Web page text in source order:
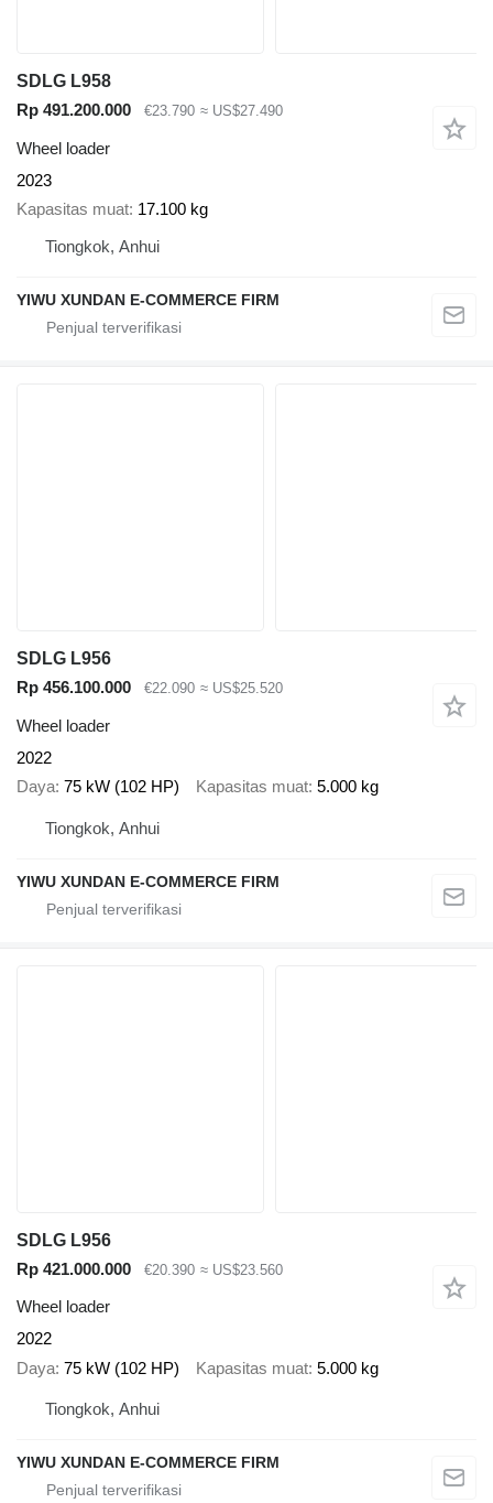
SDLG L958
Rp 491.200.000
€23.790 ≈ US$27.490
Wheel loader
2023
Kapasitas muat 17.100 kg
Tiongkok, Anhui
YIWU XUNDAN E-COMMERCE FIRM
SDLG L956
Rp 456.100.000
€22.090 ≈ US$25.520
Wheel loader
2022
Daya 75 kW (102 HP) Kapasitas muat 5.000 kg
Tiongkok, Anhui
YIWU XUNDAN E-COMMERCE FIRM
SDLG L956
Rp 421.000.000
€20.390 ≈ US$23.560
Wheel loader
2022
Daya 75 kW (102 HP) Kapasitas muat 5.000 kg
Tiongkok, Anhui
YIWU XUNDAN E-COMMERCE FIRM